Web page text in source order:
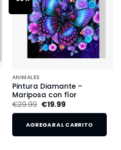
ANIMALES
Pintura Diamante –
Mariposa con flor
€29.99 €19.99
AGREGAR AL CARRITO